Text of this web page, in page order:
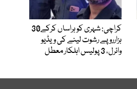
کراچی: شہری کو ہراساں کرکے30
ہزارروپے رشوت لینے کی ویڈیو
وائرل، 3 پولیس اہلکار معطل